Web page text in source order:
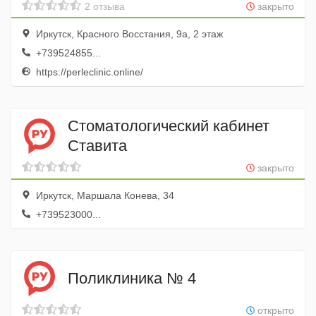
закрыто
2 отзыва
Иркутск, Красного Восстания, 9а, 2 этаж
+739524855...
https://perleclinic.online/
Стоматологический кабинет
Ставита
закрыто
Иркутск, Маршала Конева, 34
+739523000...
Поликлиника № 4
открыто